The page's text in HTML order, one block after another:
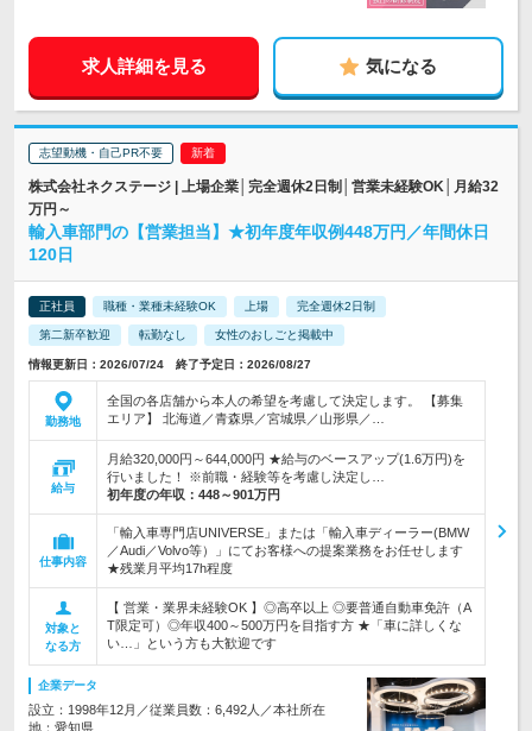
求人詳細を見る 気になる
志望動機・自己PR不要
株式会社ネクステージ | 上場企業│完全週休2日制│営業未経験OK│月給32
万円～
輸入車部門の【営業担当】★初年度年収例448万円／年間休日
120日
正社員 職種・業種未経験OK 上場 完全週休2日制
第二新卒歓迎 転勤なし 女性のおしごと掲載中
情報更新日：2026/07/24 終了予定日：2026/08/27
勤務地
全国の各店舗から本人の希望を考慮して決定します。 【募集
エリア】 北海道／青森県／宮城県／山形県／…
給与
月給320,000円～644,000円 ★給与のベースアップ(1.6万円)を
行いました！ ※前職・経験等を考慮し決定し…
初年度の年収： 448～901万円
仕事内容
「輸入車専門店UNIVERSE」または「輸入車ディーラー(BMW
／Audi／Volvo等）」にてお客様への提案業務をお任せします
★残業月平均17h程度
対象と
なる方
【 営業・業界未経験OK 】◎高卒以上 ◎要普通自動車免許（A
T限定可）◎年収400～500万円を目指す方 ★「車に詳しくな
い…」という方も大歓迎です
企業データ
設立：1998年12月／従業員数：6,492人／本社所在
地：愛知県